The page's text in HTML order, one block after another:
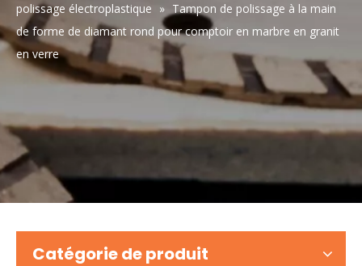
polissage électroplastique » Tampon de polissage à la main
de forme de diamant rond pour comptoir en marbre en granit
en verre
Catégorie de produit